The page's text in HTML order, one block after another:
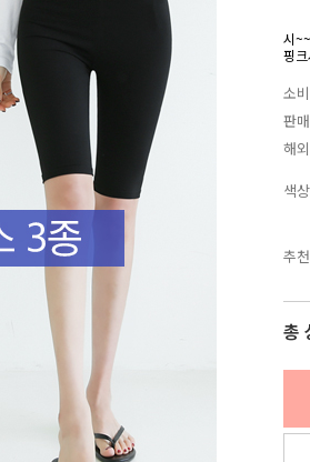
시
핑
소
판
해
색
추
총